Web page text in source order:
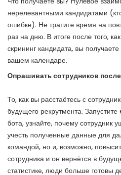
нерелевантными кандидатами
ошибке). Не тратите время на
раз на дню. В итоге после того,
скрининг кандидата, вы
вашем календаре.
Опрашивать сотрудников
То, как вы расстаётесь с
будущего рекрутмента. Запустите
бота, узнайте, почему сотрудник
учесть полученные данные для
командой, но и, возможно,
сотрудника и он вернётся в
статистике, люди больше готовы